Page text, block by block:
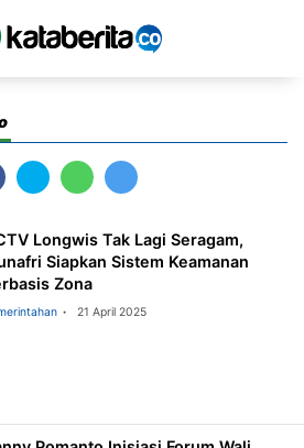
Longwis Tak Lagi Seragam,
Siapkan Sistem Keamanan
Zona
21 April 2025